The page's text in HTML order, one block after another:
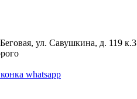
ул. Савушкина, д. 119 к.3